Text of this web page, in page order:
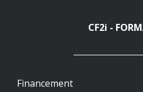
CF2i -
Financement